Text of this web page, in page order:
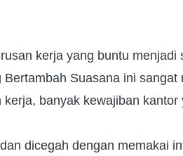
kerja yang buntu menjadi
Suasana ini sangat
banyak kewajiban kantor
dicegah dengan memakai